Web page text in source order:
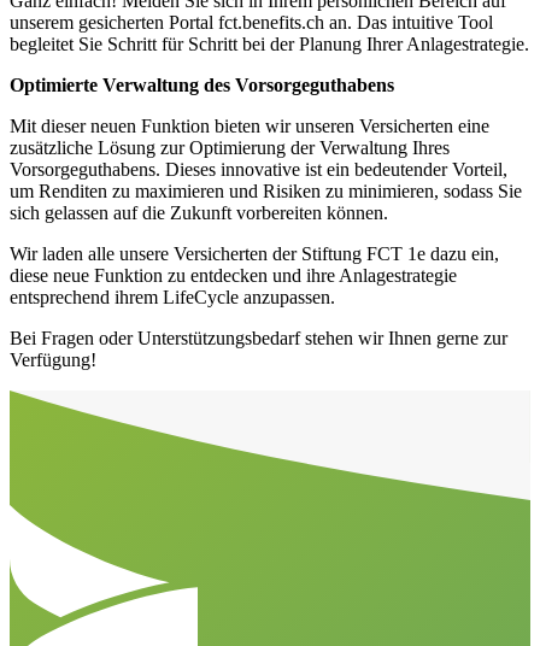
unserem gesicherten Portal fct.benefits.ch an. Das intuitive Tool
begleitet Sie Schritt für Schritt bei der Planung Ihrer Anlagestrategie.
Optimierte Verwaltung des Vorsorgeguthabens
Mit dieser neuen Funktion bieten wir unseren Versicherten eine
zusätzliche Lösung zur Optimierung der Verwaltung Ihres
Vorsorgeguthabens. Dieses innovative ist ein bedeutender Vorteil,
um Renditen zu maximieren und Risiken zu minimieren, sodass Sie
sich gelassen auf die Zukunft vorbereiten können.
Wir laden alle unsere Versicherten der Stiftung FCT 1e dazu ein,
diese neue Funktion zu entdecken und ihre Anlagestrategie
entsprechend ihrem LifeCycle anzupassen.
Bei Fragen oder Unterstützungsbedarf stehen wir Ihnen gerne zur
Verfügung!
Aller en haut de la page
Bas de page